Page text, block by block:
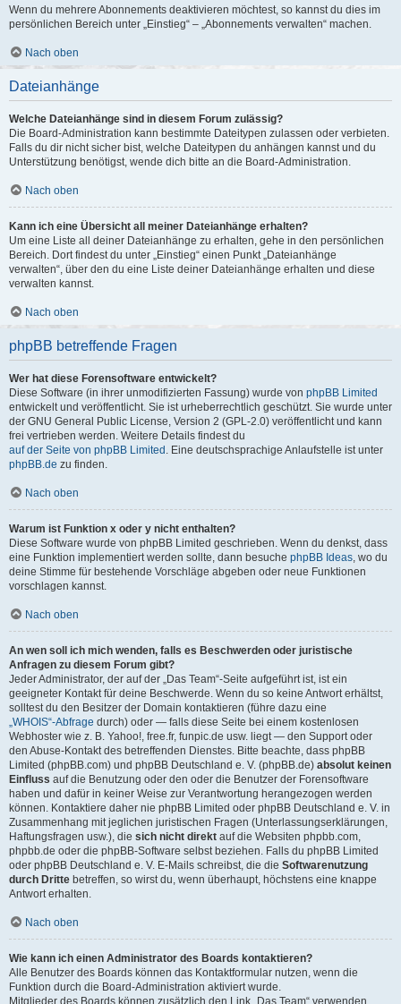
Wenn du mehrere Abonnements deaktivieren möchtest, so kannst du dies im
persönlichen Bereich unter „Einstieg“ – „Abonnements verwalten“ machen.
Nach oben
Dateianhänge
Welche Dateianhänge sind in diesem Forum zulässig?
Die Board-Administration kann bestimmte Dateitypen zulassen oder verbieten.
Falls du dir nicht sicher bist, welche Dateitypen du anhängen kannst und du
Unterstützung benötigst, wende dich bitte an die Board-Administration.
Nach oben
Kann ich eine Übersicht all meiner Dateianhänge erhalten?
Um eine Liste all deiner Dateianhänge zu erhalten, gehe in den persönlichen
Bereich. Dort findest du unter „Einstieg“ einen Punkt „Dateianhänge
verwalten“, über den du eine Liste deiner Dateianhänge erhalten und diese
verwalten kannst.
Nach oben
phpBB betreffende Fragen
Wer hat diese Forensoftware entwickelt?
Diese Software (in ihrer unmodifizierten Fassung) wurde von phpBB Limited
entwickelt und veröffentlicht. Sie ist urheberrechtlich geschützt. Sie wurde unter
der GNU General Public License, Version 2 (GPL-2.0) veröffentlicht und kann
frei vertrieben werden. Weitere Details findest du
auf der Seite von phpBB Limited . Eine deutschsprachige Anlaufstelle ist unter
phpBB.de zu finden.
Nach oben
Warum ist Funktion x oder y nicht enthalten?
Diese Software wurde von phpBB Limited geschrieben. Wenn du denkst, dass
eine Funktion implementiert werden sollte, dann besuche phpBB Ideas, wo du
deine Stimme für bestehende Vorschläge abgeben oder neue Funktionen
vorschlagen kannst.
Nach oben
An wen soll ich mich wenden, falls es Beschwerden oder juristische
Anfragen zu diesem Forum gibt?
Jeder Administrator, der auf der „Das Team“-Seite aufgeführt ist, ist ein
geeigneter Kontakt für deine Beschwerde. Wenn du so keine Antwort erhältst,
solltest du den Besitzer der Domain kontaktieren (führe dazu eine
„WHOIS“-Abfrage durch) oder — falls diese Seite bei einem kostenlosen
Webhoster wie z. B. Yahoo!, free.fr, funpic.de usw. liegt — den Support oder
den Abuse-Kontakt des betreffenden Dienstes. Bitte beachte, dass phpBB
Limited (phpBB.com) und phpBB Deutschland e. V. (phpBB.de) absolut keinen
Einfluss auf die Benutzung oder den oder die Benutzer der Forensoftware
haben und dafür in keiner Weise zur Verantwortung herangezogen werden
können. Kontaktiere daher nie phpBB Limited oder phpBB Deutschland e. V. in
Zusammenhang mit jeglichen juristischen Fragen (Unterlassungserklärungen,
Haftungsfragen usw.), die sich nicht direkt auf die Websiten phpbb.com,
phpbb.de oder die phpBB-Software selbst beziehen. Falls du phpBB Limited
oder phpBB Deutschland e. V. E-Mails schreibst, die die Softwarenutzung
durch Dritte betreffen, so wirst du, wenn überhaupt, höchstens eine knappe
Antwort erhalten.
Nach oben
Wie kann ich einen Administrator des Boards kontaktieren?
Alle Benutzer des Boards können das Kontaktformular nutzen, wenn die
Funktion durch die Board-Administration aktiviert wurde.
Mitglieder des Boards können zusätzlich den Link „Das Team“ verwenden.